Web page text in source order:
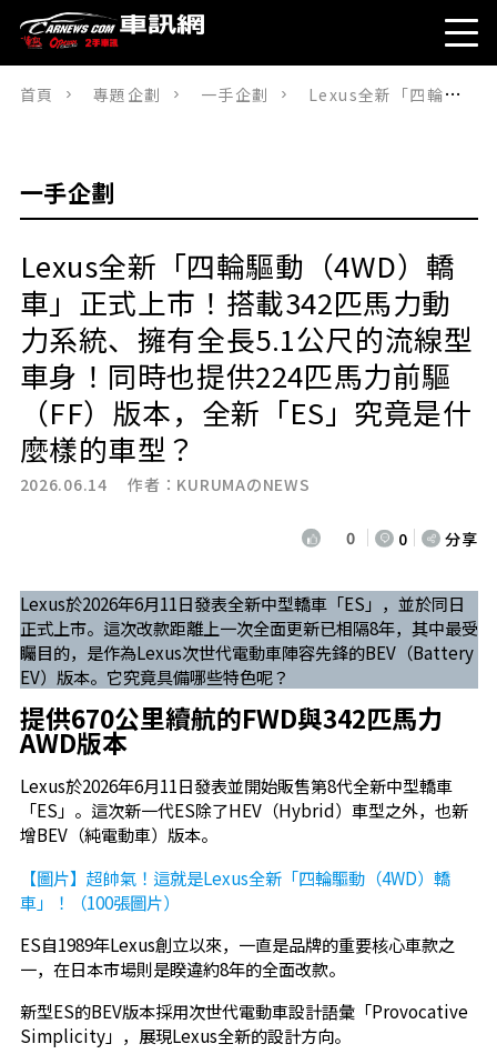
首頁 專題企劃 一手企劃 Lexus全新「四輪驅動（4WD）轎車」正式上市！搭載342匹馬力動力系統、擁有全長5.1公尺的流線型車身！同時也提供224匹馬力前驅（FF）版本，全新「ES」究竟是什麼樣的車型？
一手企劃
Lexus全新「四輪驅動（4WD）轎
車」正式上市！搭載342匹馬力動
力系統、擁有全長5.1公尺的流線型
車身！同時也提供224匹馬力前驅
（FF）版本，全新「ES」究竟是什
麼樣的車型？
2026.06.14 作者： KURUMAのNEWS
0 0 分享
Lexus於2026年6月11日發表全新中型轎車「ES」，並於同日
正式上市。這次改款距離上一次全面更新已相隔8年，其中最受
矚目的，是作為Lexus次世代電動車陣容先鋒的BEV（Battery
EV）版本。它究竟具備哪些特色呢？
提供670公里續航的FWD與342匹馬力
AWD版本
Lexus於2026年6月11日發表並開始販售第8代全新中型轎車
「ES」。這次新一代ES除了HEV（Hybrid）車型之外，也新
增BEV（純電動車）版本。
【圖片】超帥氣！這就是Lexus全新「四輪驅動（4WD）轎
車」！（100張圖片）
ES自1989年Lexus創立以來，一直是品牌的重要核心車款之
一，在日本市場則是睽違約8年的全面改款。
新型ES的BEV版本採用次世代電動車設計語彙「Provocative
Simplicity」，展現Lexus全新的設計方向。